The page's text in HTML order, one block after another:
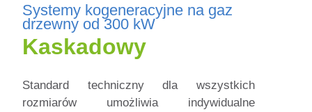
Systemy kogeneracyjne na gaz
drzewny od 300 kW
Kaskadowy
Standard techniczny dla wszystkich
rozmiarów umożliwia indywidualne